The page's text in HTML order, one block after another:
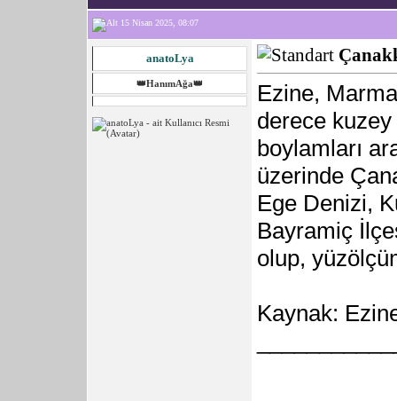
15 Nisan 2025, 08:07
anatoLya
👑HanımAğa👑
Ezine,
derece
boylamları
üzerinde
Ege Denizi,
Bayramiç
olup,
Kaynak: